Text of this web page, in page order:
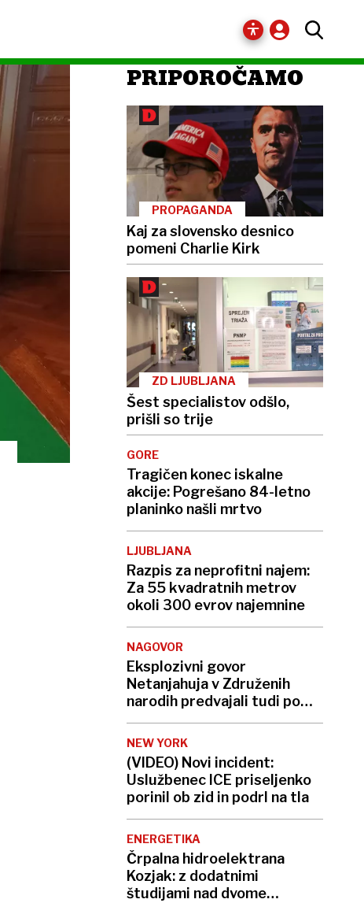
PRIPOROČAMO
PROPAGANDA
Kaj za slovensko desnico
pomeni Charlie Kirk
ZD LJUBLJANA
Šest specialistov odšlo,
prišli so trije
GORE
Tragičen konec iskalne
akcije: Pogrešano 84-letno
planinko našli mrtvo
LJUBLJANA
Razpis za neprofitni najem:
Za 55 kvadratnih metrov
okoli 300 evrov najemnine
NAGOVOR
Eksplozivni govor
Netanjahuja v Združenih
narodih predvajali tudi po
zvočnikih v Gazi
NEW YORK
(VIDEO) Novi incident:
Uslužbenec ICE priseljenko
porinil ob zid in podrl na tla
ENERGETIKA
Črpalna hidroelektrana
Kozjak: z dodatnimi
študijami nad dvome